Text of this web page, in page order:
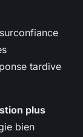
tardive
plus
bien